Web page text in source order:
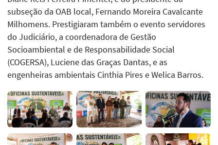
subseção da OAB local, Fernando Moreira Cavalcante
Milhomens. Prestigiaram também o evento servidores
do Judiciário, a coordenadora de Gestão
Socioambiental e de Responsabilidade Social
(COGERSA), Luciene das Graças Dantas, e as
engenheiras ambientais Cinthia Pires e Welica Barros.